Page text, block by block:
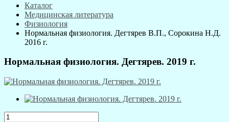
Каталог
Медицинская литература
Физиология
Нормальная физиология. Дегтярев В.П., Сорокина Н.Д.
2016 г.
Нормальная физиология. Дегтярев. 2019 г.